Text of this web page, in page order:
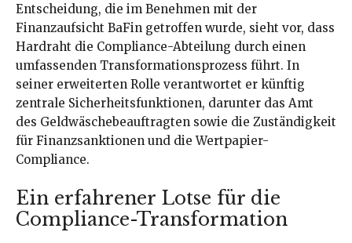
Entscheidung, die im Benehmen mit der
Finanzaufsicht BaFin getroffen wurde, sieht vor, dass
Hardraht die Compliance-Abteilung durch einen
umfassenden Transformationsprozess führt. In
seiner erweiterten Rolle verantwortet er künftig
zentrale Sicherheitsfunktionen, darunter das Amt
des Geldwäschebeauftragten sowie die Zuständigkeit
für Finanzsanktionen und die Wertpapier-
Compliance.
Ein erfahrener Lotse für die
Compliance-Transformation